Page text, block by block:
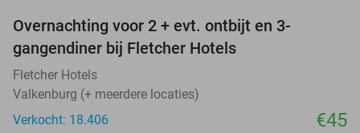
Overnachting voor 2 + evt. ontbijt en 3-
gangendiner bij Fletcher Hotels
Fletcher Hotels
Valkenburg (+ meerdere locaties)
Verkocht: 18.406
€45